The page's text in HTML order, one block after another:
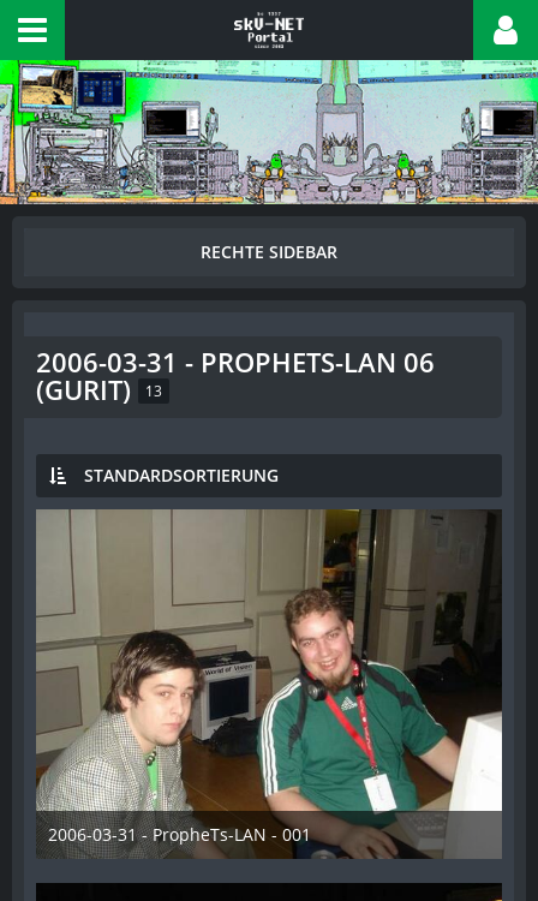
2006-03-31 - PROPHETS-LAN 06
(GURIT) 13
STANDARDSORTIERUNG
2006-03-31 - PropheTs-LAN - 001
28. Dezember 2012